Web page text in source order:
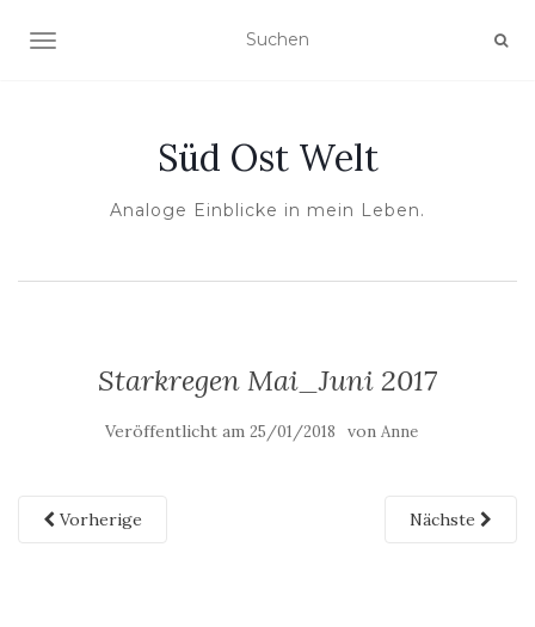
NAVIGATION UMSCHALTEN
Süd Ost Welt
Analoge Einblicke in mein Leben.
Starkregen Mai_Juni 2017
Veröffentlicht am 25/01/2018 von Anne
Vorherige Nächste